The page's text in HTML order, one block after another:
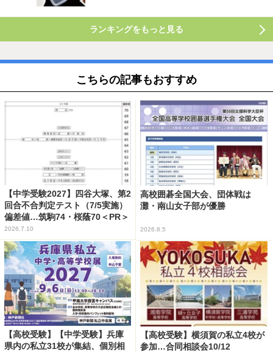
ランキングをもっと見る
こちらの記事もおすすめ
【中学受験2027】四谷大塚、第2
回合不合判定テスト（7/5実施）
偏差値…筑駒74・桜蔭70＜PR＞
2026.7.10
高校囲碁全国大会、団体戦は
灘・南山女子部が優勝
2026.8.5
【高校受験】【中学受験】兵庫
県内の私立31校が集結、個別相
【高校受験】横須賀の私立4校が
参加…合同相談会10/12